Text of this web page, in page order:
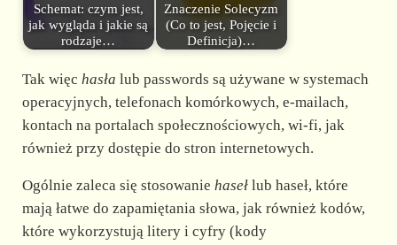
Schemat: czym jest,
jak wygląda i jakie są
rodzaje…
Znaczenie Solecyzm
(Co to jest, Pojęcie i
Definicja)…
Tak więc hasła lub passwords są używane w systemach
operacyjnych, telefonach komórkowych, e-mailach,
kontach na portalach społecznościowych, wi-fi, jak
również przy dostępie do stron internetowych.
Ogólnie zaleca się stosowanie hasełlub haseł, które
mają łatwe do zapamiętania słowa, jak również kodów,
które wykorzystują litery i cyfry (kody